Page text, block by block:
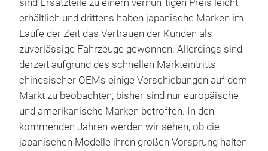
sind Ersatzteile zu einem vernünftigen Preis leicht
erhältlich und drittens haben japanische Marken im
Laufe der Zeit das Vertrauen der Kunden als
zuverlässige Fahrzeuge gewonnen. Allerdings sind
derzeit aufgrund des schnellen Markteintritts
chinesischer OEMs einige Verschiebungen auf dem
Markt zu beobachten; bisher sind nur europäische
und amerikanische Marken betroffen. In den
kommenden Jahren werden wir sehen, ob die
japanischen Modelle ihren großen Vorsprung halten